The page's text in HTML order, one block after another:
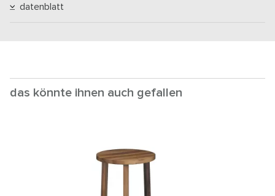
datenblatt
das könnte ihnen auch gefallen